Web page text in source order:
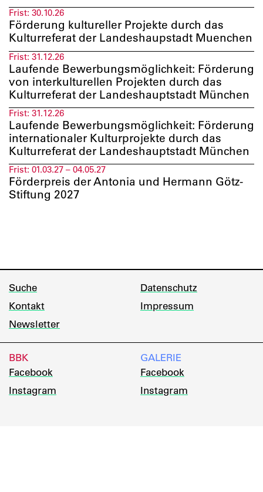
Frist: 30.10.26
Förderung kultureller Projekte durch das
Kulturreferat der Landeshaupstadt Muenchen
Frist: 31.12.26
Laufende Bewerbungsmöglichkeit: Förderung
von interkulturellen Projekten durch das
Kulturreferat der Landeshauptstadt München
Frist: 31.12.26
Laufende Bewerbungsmöglichkeit: Förderung
internationaler Kulturprojekte durch das
Kulturreferat der Landeshauptstadt München
Frist: 01.03.27 – 04.05.27
Förderpreis der Antonia und Hermann Götz-
Stiftung 2027
Suche
Kontakt
Newsletter
Datenschutz
Impressum
BBK
Facebook
Instagram
GALERIE
Facebook
Instagram